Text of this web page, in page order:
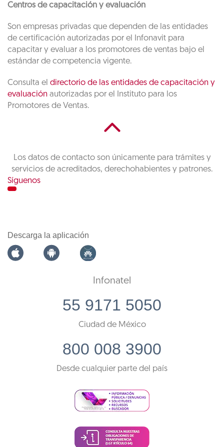
Centros de capacitación y evaluación
Son empresas privadas que dependen de las entidades
de certificación autorizadas por el Infonavit para
capacitar y evaluar a los promotores de ventas bajo el
estándar de competencia vigente.
Consulta el directorio de las entidades de capacitación y
evaluación autorizadas por el Instituto para los
Promotores de Ventas.
Los datos de contacto son únicamente para trámites y
servicios de acreditados, derechohabientes y patrones.
Síguenos
Descarga la aplicación
Infonatel
55 9171 5050
Ciudad de México
800 008 3900
Desde cualquier parte del país